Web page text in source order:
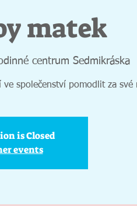
matek
centrum Sedmikráska
společenství pomodlit za své
is Closed
events